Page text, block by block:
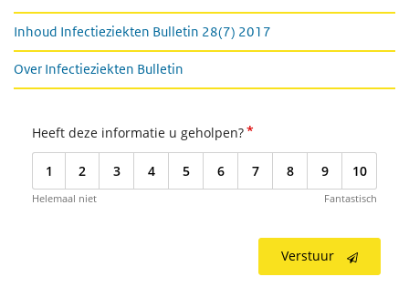
Zie ook
Inhoud Infectieziekten Bulletin 28(7) 2017
Over Infectieziekten Bulletin
Heeft deze informatie u geholpen?*
1 2 3 4 5 6 7 8 9 10
Helemaal niet Fantastisch
Verstuur